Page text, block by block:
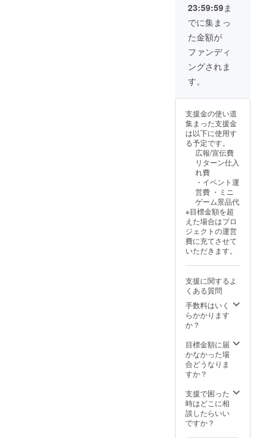
数量４口以上購
入の場合は、中
（高さ３ｃｍ程
度） ・支援時、
必ず備考欄に希
望されるお名前
をご記入くださ
い。 【粗品の提
供】 ・粗品
（フェイスタオ
ルの予定）を送
付させていただ
きます。 ・フェ
イスタオル240
匁（380㎜*800
㎜）
23:59:59ま
でに集まっ
た金額が
ファンディ
ングされま
す。
支援金の使い道
集まった支援金
は以下に使用す
る予定です。
広報/宣伝費
リターン仕入
れ費
・イベント運
営費 ・ミニ
ゲーム景品代
※目標金額を超
えた場合はプロ
ジェクトの運営
費に充てさせて
いただきます。
支援に関するよ
くある質問
手数料はいく
らかかります
か？
目標金額に届
かなかった場
合どうなりま
すか？
支援で困った
時はどこに相
談したらいい
ですか？